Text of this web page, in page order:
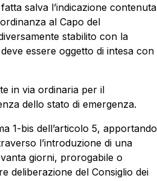
salva l’indicazione contenuta
al Capo del
stabilito con la
essere oggetto di intesa con
in via ordinaria per il
dello stato di emergenza.
1-bis dell’articolo 5, apportando
l’introduzione di una
giorni, prorogabile o
deliberazione del Consiglio dei